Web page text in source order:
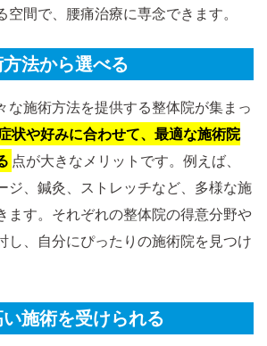
間で、腰痛治療に専念できます。
法から選べる
な施術方法を提供する整体院が集まっ
状や好みに合わせて、最適な施術院
点が大きなメリットです。例えば、
ジ、鍼灸、ストレッチなど、多様な施
ます。それぞれの整体院の得意分野や
し、自分にぴったりの施術院を見つけ
施術を受けられる